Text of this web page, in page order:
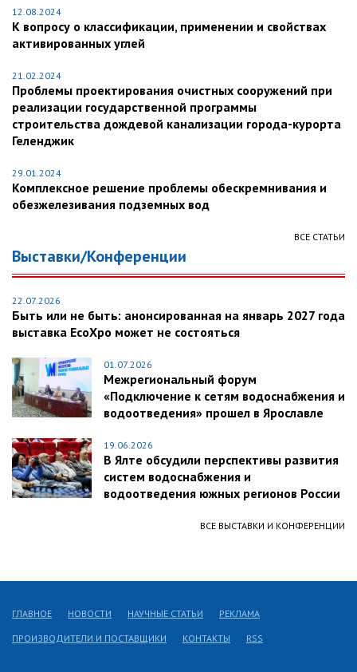
12.08.2024
К вопросу о классификации, применении и свойствах
активированных углей
21.02.2024
Проблемы проектирования очистных сооружений при
реализации государственной программы
строительства дождевой канализации города-курорта
Геленджик
29.01.2024
Комплексное решение проблемы обескремнивания и
обезжелезивания подземных вод
ВСЕ СТАТЬИ
Выставки/Конференции
22.07.2026
Быть или не быть: анонсированная на январь 2027 года
выставка EcoXpo может не состояться
01.07.2026
Межрегиональный форум
«Подключение к сетям водоснабжения и
водоотведения» прошел в Ярославле
19.06.2026
В Ялте обсудили перспективы развития
систем водоснабжения и
водоотведения южных регионов России
ВСЕ ВЫСТАВКИ И КОНФЕРЕНЦИИ
ГЛАВНОЕ НОВОСТИ НАУЧНЫЕ СТАТЬИ РЕКЛАМА
ПРОИЗВОДИТЕЛИ И ПОСТАВЩИКИ КОНТАКТЫ RSS